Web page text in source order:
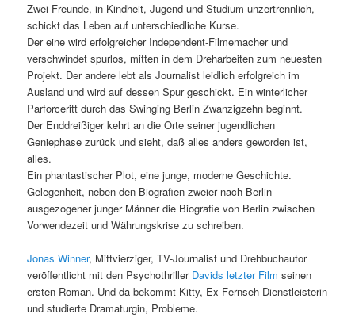
Zwei Freunde, in Kindheit, Jugend und Studium unzertrennlich,
schickt das Leben auf unterschiedliche Kurse.
Der eine wird erfolgreicher Independent-Filmemacher und
verschwindet spurlos, mitten in dem Dreharbeiten zum neuesten
Projekt. Der andere lebt als Journalist leidlich erfolgreich im
Ausland und wird auf dessen Spur geschickt. Ein winterlicher
Parforceritt durch das Swinging Berlin Zwanzigzehn beginnt.
Der Enddreißiger kehrt an die Orte seiner jugendlichen
Geniephase zurück und sieht, daß alles anders geworden ist,
alles.
Ein phantastischer Plot, eine junge, moderne Geschichte.
Gelegenheit, neben den Biografien zweier nach Berlin
ausgezogener junger Männer die Biografie von Berlin zwischen
Vorwendezeit und Währungskrise zu schreiben.
Jonas Winner, Mittvierziger, TV-Journalist und Drehbuchautor
veröffentlicht mit den Psychothriller Davids letzter Film seinen
ersten Roman. Und da bekommt Kitty, Ex-Fernseh-Dienstleisterin
und studierte Dramaturgin, Probleme.